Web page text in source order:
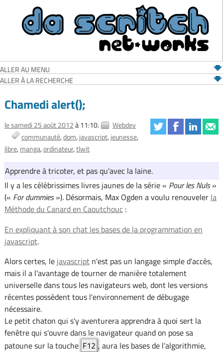
ALLER AU MENU
ALLER À LA RECHERCHE
Chamedi alert();
le samedi 25 août 2012à 11:10.
Webdev
communauté dom javascript jeunesse
libre manga ordinateur tlwit
Apprendre à tricoter, et pas qu'avec la laine.
Il y a les célébrissimes livres jaunes de la série « Pour les Nuls»
(« For dummies»). Désormais, Max Ogden a voulu renouveler la
Méthode du Canard en Caoutchouc:
En expliquant à son chat les bases de la programmation en
javascript.
Alors certes, le javascriptn'est pas un langage simple d'accès,
mais il a l'avantage de tourner de manière totalement
universelle dans tous les navigateurs web, dont les versions
récentes possèdent tous l'environnement de débugage
nécessaire.
Le petit chaton qui s'y aventurera apprendra à quoi sert la
fenêtre qui s'ouvre dans le navigateur quand on pose sa
patoune sur la touche F12 , aura les bases de l’algorithmie,